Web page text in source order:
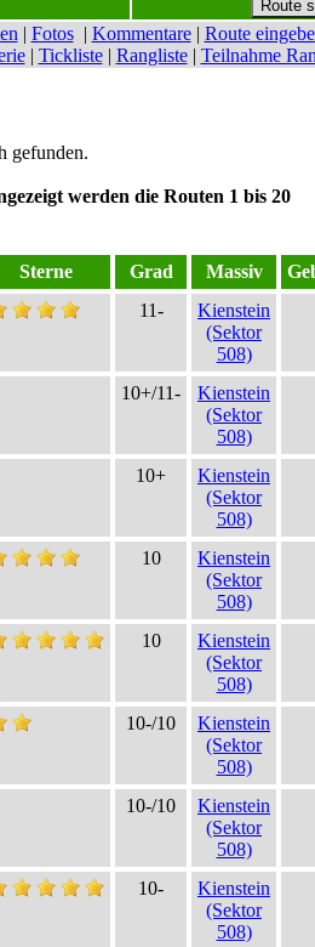
| Fotos| Kommentare| Route
| Tickliste| Rangliste| Teilnahme
gefunden.
werden die Routen 1 bis 20
Sterne Grad Massiv
11-
Kienstein
(Sektor
508)
10+/11-
Kienstein
(Sektor
508)
10+
Kienstein
(Sektor
508)
10
Kienstein
(Sektor
508)
10
Kienstein
(Sektor
508)
10-/10
Kienstein
(Sektor
508)
10-/10
Kienstein
(Sektor
508)
10-
Kienstein
(Sektor
508)